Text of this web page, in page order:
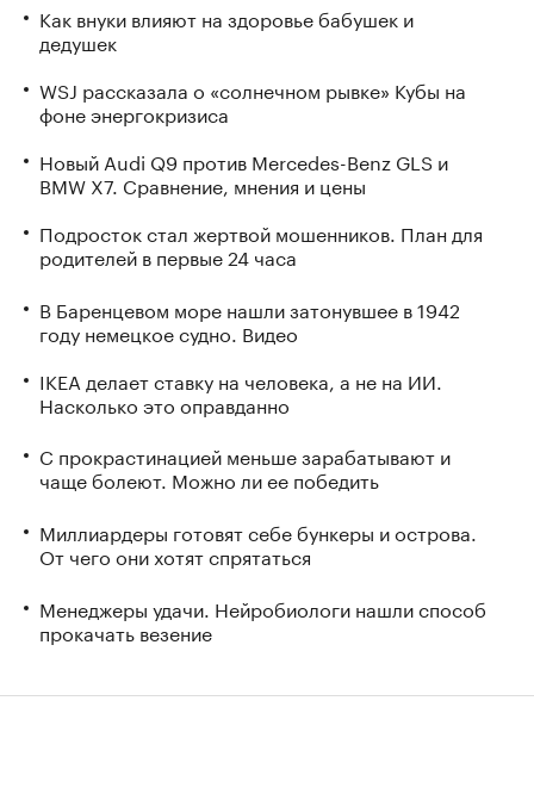
Как внуки влияют на здоровье бабушек и
дедушек
WSJ рассказала о «солнечном рывке» Кубы на
фоне энергокризиса
Новый Audi Q9 против Mercedes-Benz GLS и
BMW X7. Сравнение, мнения и цены
Подросток стал жертвой мошенников. План для
родителей в первые 24 часа
В Баренцевом море нашли затонувшее в 1942
году немецкое судно. Видео
IKEA делает ставку на человека, а не на ИИ.
Насколько это оправданно
С прокрастинацией меньше зарабатывают и
чаще болеют. Можно ли ее победить
Миллиардеры готовят себе бункеры и острова.
От чего они хотят спрятаться
Менеджеры удачи. Нейробиологи нашли способ
прокачать везение